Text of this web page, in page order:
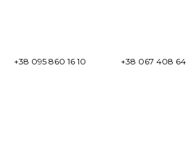
+38 095 860 16 10 +38 067 408